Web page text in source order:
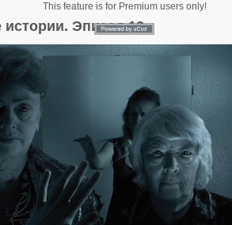
истории. Эпизод 12
This feature is for Premium users only!